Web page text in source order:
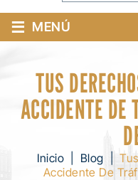
≡ MENÚ
TUS
ACCIDENTE DE
Inicio Blog |
Accidente De